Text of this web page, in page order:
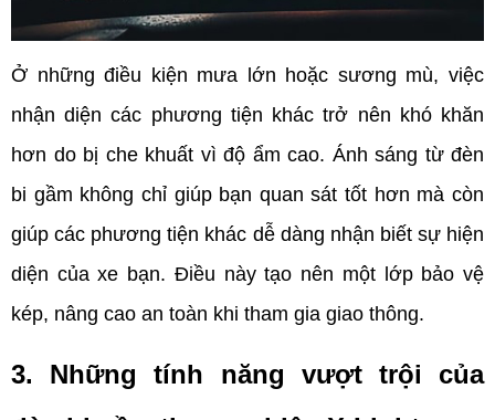
Ở những điều kiện mưa lớn hoặc sương mù, việc
nhận diện các phương tiện khác trở nên khó khăn
hơn do bị che khuất vì độ ẩm cao. Ánh sáng từ đèn
bi gầm không chỉ giúp bạn quan sát tốt hơn mà còn
giúp các phương tiện khác dễ dàng nhận biết sự hiện
diện của xe bạn. Điều này tạo nên một lớp bảo vệ
kép, nâng cao an toàn khi tham gia giao thông.
3. Những tính năng vượt trội của